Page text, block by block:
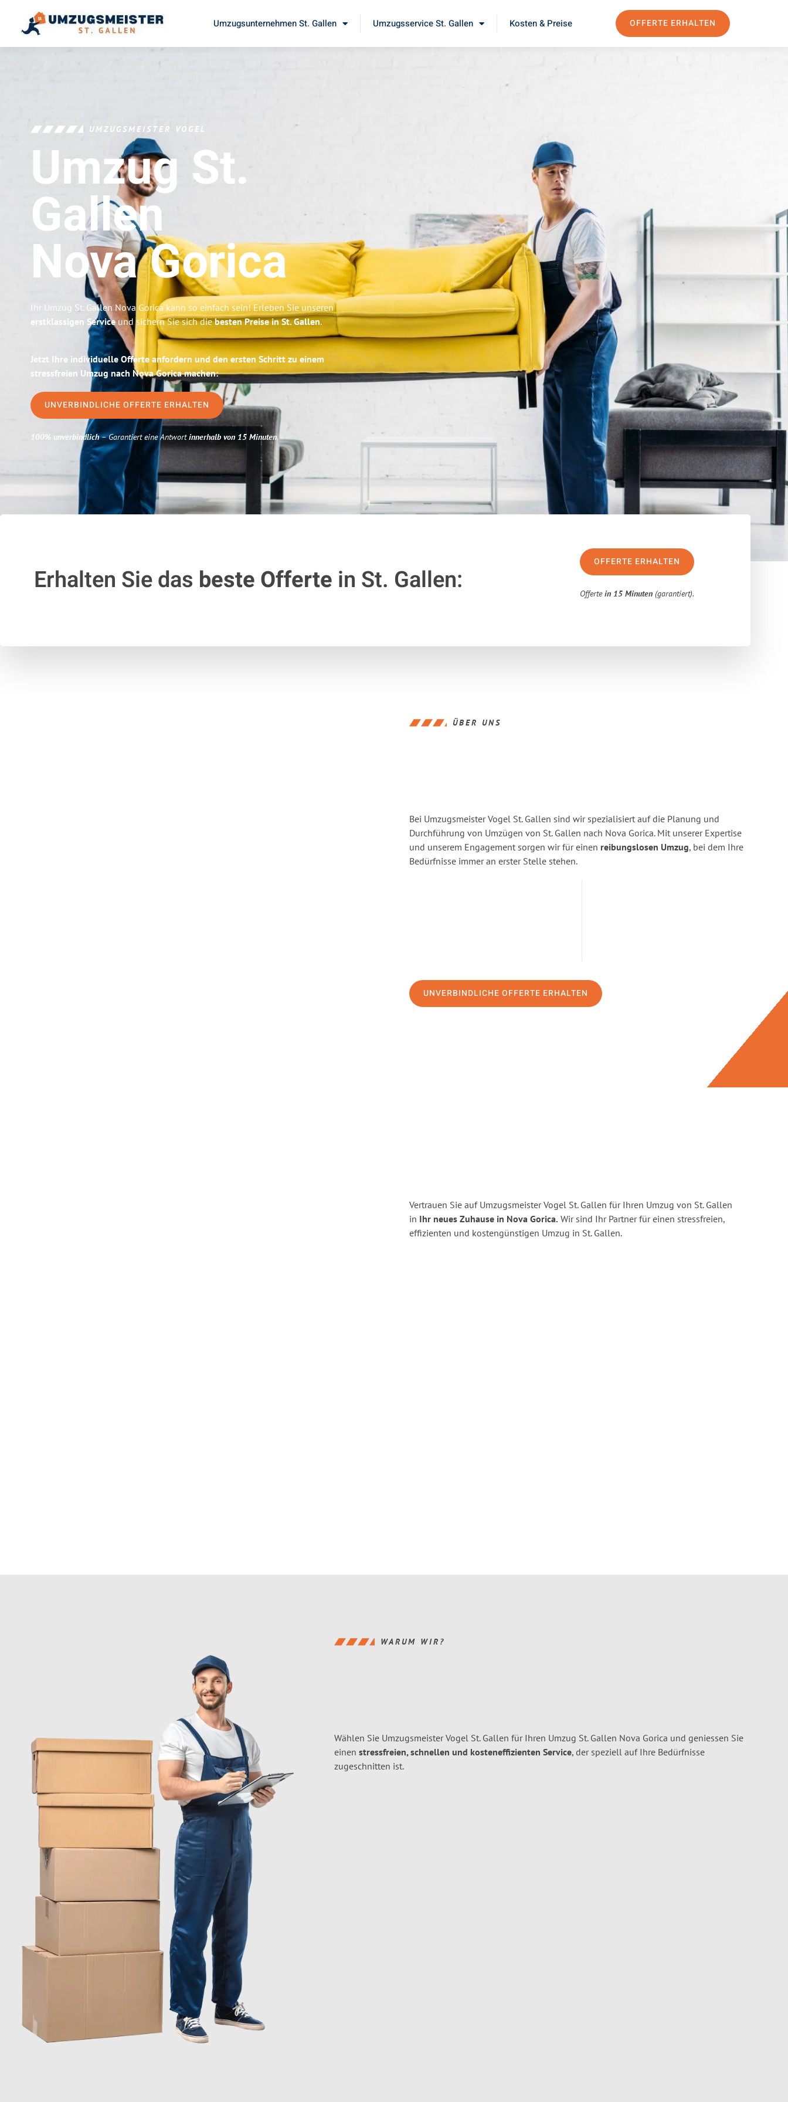
Umzugsunternehmen St. Gallen Umzugsservice St. Gallen Kosten & Preise OFFERTE ERHALTEN
UMZUGSMEISTER VOGEL
Umzug St.
Gallen
Nova Gorica
Ihr Umzug St. Gallen Nova Gorica kann so einfach sein! Erleben Sie unseren
erstklassigen Serviceund sichern Sie sich diebesten Preise in St. Gallen.
Jetzt Ihre individuelle Offerte anfordern und den ersten Schritt zu einem
stressfreien Umzug nach Nova Gorica machen:
UNVERBINDLICHE OFFERTE ERHALTEN
100% unverbindlich– Garantiert eine Antwortinnerhalb von 15 Minuten.
Erhalten Sie das beste Offerte in St. Gallen:
OFFERTE ERHALTEN
Offertein 15 Minuten (garantiert).
ÜBER UNS
Bei Umzugsmeister Vogel St. Gallen sind wir spezialisiert auf die Planung und
Durchführung von Umzügen von St. Gallen nach Nova Gorica. Mit unserer Expertise
und unserem Engagement sorgen wir für einen reibungslosen Umzug, bei dem Ihre
Bedürfnisse immer an erster Stelle stehen.
UNVERBINDLICHE OFFERTE ERHALTEN
Vertrauen Sie auf Umzugsmeister Vogel St. Gallen für Ihren Umzug von St. Gallen
in Ihr neues Zuhause in Nova Gorica. Wir sind Ihr Partner für einen stressfreien,
effizienten und kostengünstigen Umzug in St. Gallen.
WARUM WIR?
Wählen Sie Umzugsmeister Vogel St. Gallen für Ihren Umzug St. Gallen Nova Gorica und geniessen Sie
einen stressfreien, schnellen und kosteneffizienten Service, der speziell auf Ihre Bedürfnisse
zugeschnitten ist.